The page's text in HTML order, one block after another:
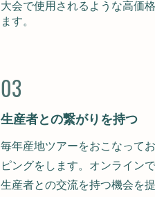
大会で使用されるような高価
ます。
03
生産者との繋がりを持つ
毎年産地ツアーをおこなって
ピングをします。オンライン
生産者との交流を持つ機会を